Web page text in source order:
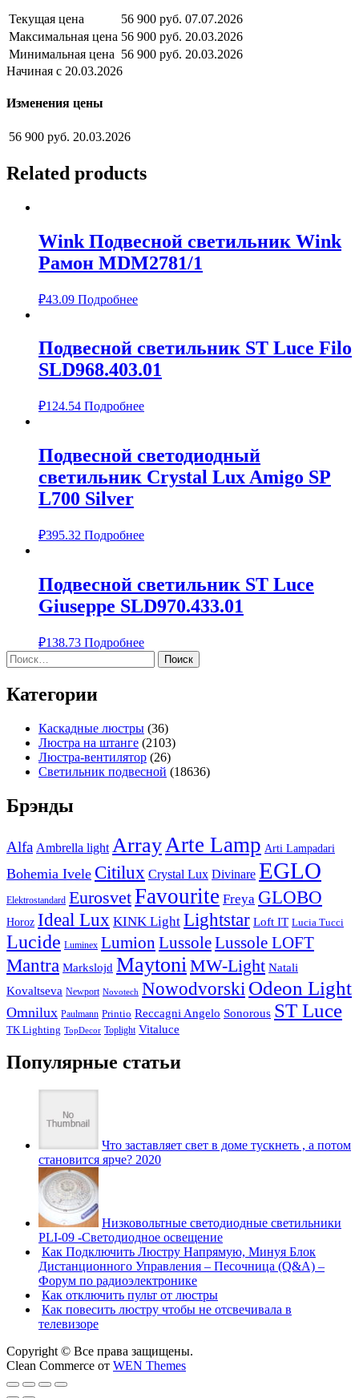
Текущая цена 56 900 руб. 07.07.2026
Максимальная цена 56 900 руб. 20.03.2026
Минимальная цена 56 900 руб. 20.03.2026
Начиная с 20.03.2026
Изменения цены
56 900 руб. 20.03.2026
Related products
Wink Подвесной светильник Wink
Рамон MDM2781/1
₽43.09 Подробнее
Подвесной светильник ST Luce Filo
SLD968.403.01
₽124.54 Подробнее
Подвесной светодиодный
светильник Crystal Lux Amigo SP
L700 Silver
₽395.32 Подробнее
Подвесной светильник ST Luce
Giuseppe SLD970.433.01
₽138.73 Подробнее
Найти:
Категории
Каскадные люстры (36)
Люстра на штанге (2103)
Люстра-вентилятор (26)
Светильник подвесной (18636)
Брэнды
Alfa Ambrella light Array Arte Lamp Arti Lampadari
Bohemia Ivele Citilux Crystal Lux Divinare EGLO
Elektrostandard EurosvetFavourite Freya GLOBO
Horoz Ideal Lux KINK Light Lightstar Loft IT Lucia Tucci
Lucide Luminex Lumion LussoleLussole LOFT
Mantra Markslojd Maytoni MW-Light Natali
Kovaltseva Newport Novotech Nowodvorski Odeon Light
Omnilux Paulmann Printio Reccagni Angelo Sonorous ST Luce
TK Lighting TopDecor Toplight Vitaluce
Популярные статьи
Что заставляет свет в доме тускнеть , а потом
становится ярче? 2020
Низковольтные светодиодные светильники
PLI-09 -Светодиодное освещение
Как Подключить Люстру Напрямую, Минуя Блок
Дистанционного Управления – Песочница (Q&A) –
Форум по радиоэлектронике
Как отключить пульт от люстры
Как повесить люстру чтобы не отсвечивала в
телевизоре
Copyright © Все права защищены.
Clean Commerce от WEN Themes